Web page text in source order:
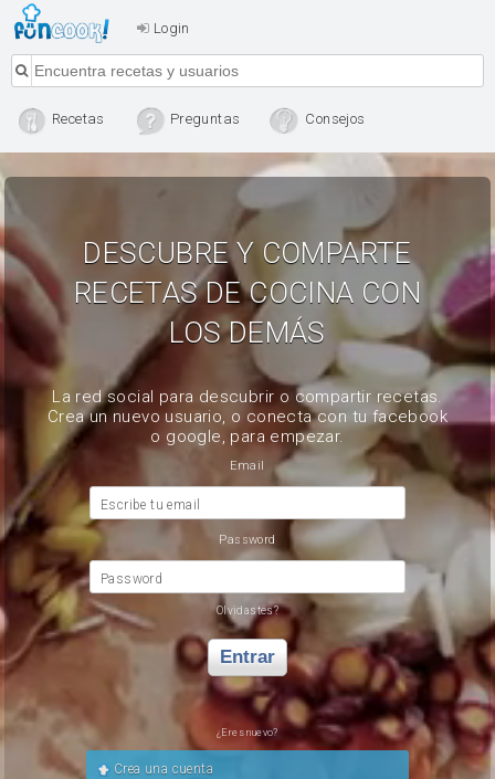
Login
Recetas Preguntas Consejos
DESCUBRE Y COMPARTE
RECETAS DE COCINA CON
LOS DEMÁS
La red social para descubrir o compartir recetas.
Crea un nuevo usuario, o conecta con tu facebook
o google, para empezar.
Email
Escribe tu email
Password
Password
Olvidastes?
Entrar
¿Eres nuevo?
Crea una cuenta